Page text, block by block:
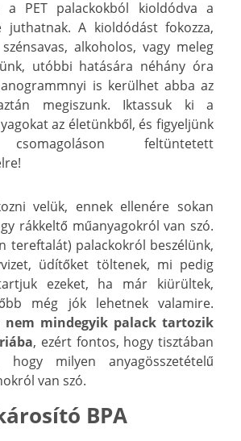
a PET palackokból kioldódva a
juthatnak. A kioldódást fokozza,
alkoholos, vagy meleg
utóbbi hatására néhány óra
is kerülhet abba az
megiszunk. Iktassuk ki a
az életünkből, és figyeljünk
feltüntetett
velük, ennek ellenére sokan
rákkeltő műanyagokról van szó.
tereftalát) palackokról beszélünk,
üdítőket töltenek, mi pedig
ezeket, ha már kiürültek,
még jók lehetnek valamire.
nem mindegyik palack tartozik
, ezért fontos, hogy tisztában
hogy milyen anyagösszetételű
van szó.
BPA